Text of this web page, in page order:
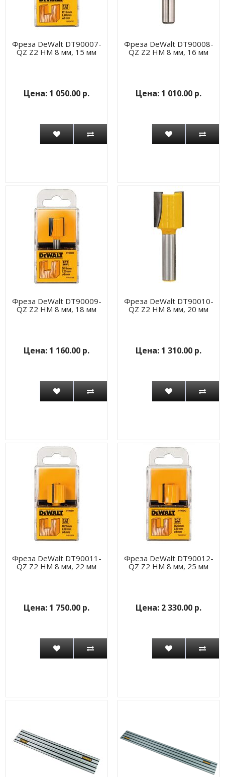
Фреза DeWalt DT90007-
QZ Z2 HM 8 мм, 15 мм
1 050.00 р.
Фреза DeWalt DT90008-
QZ Z2 HM 8 мм, 16 мм
1 010.00 р.
Фреза DeWalt DT90009-
QZ Z2 HM 8 мм, 18 мм
1 160.00 р.
Фреза DeWalt DT90010-
QZ Z2 HM 8 мм, 20 мм
1 310.00 р.
Фреза DeWalt DT90011-
QZ Z2 HM 8 мм, 22 мм
1 750.00 р.
Фреза DeWalt DT90012-
QZ Z2 HM 8 мм, 25 мм
2 330.00 р.